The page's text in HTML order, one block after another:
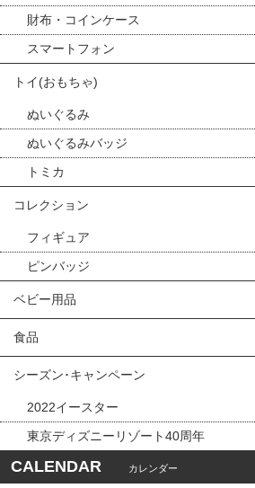
財布・コインケース
スマートフォン
トイ(おもちゃ)
ぬいぐるみ
ぬいぐるみバッジ
トミカ
コレクション
フィギュア
ピンバッジ
ベビー用品
食品
シーズン･キャンペーン
2022イースター
東京ディズニーリゾート40周年
CALENDAR カレンダー